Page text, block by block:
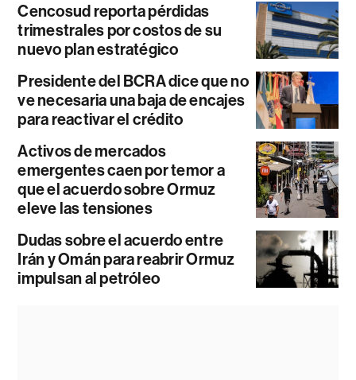
Cencosud reporta pérdidas
trimestrales por costos de su
nuevo plan estratégico
Presidente del BCRA dice que no
ve necesaria una baja de encajes
para reactivar el crédito
Activos de mercados
emergentes caen por temor a
que el acuerdo sobre Ormuz
eleve las tensiones
Dudas sobre el acuerdo entre
Irán y Omán para reabrir Ormuz
impulsan al petróleo